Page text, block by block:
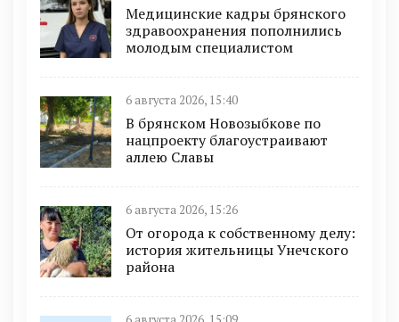
Медицинские кадры брянского
здравоохранения пополнились
молодым специалистом
6 августа 2026, 15:40
В брянском Новозыбкове по
нацпроекту благоустраивают
аллею Славы
6 августа 2026, 15:26
От огорода к собственному делу:
история жительницы Унечского
района